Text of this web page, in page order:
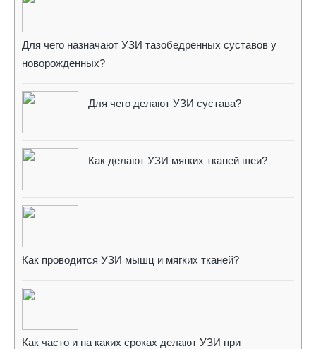
Для чего назначают УЗИ тазобедренных суставов у
новорожденных?
Для чего делают УЗИ сустава?
Как делают УЗИ мягких тканей шеи?
Как проводится УЗИ мышц и мягких тканей?
Как часто и на каких сроках делают УЗИ при